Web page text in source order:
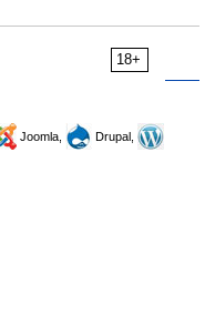
18+
Joomla,
Drupal,